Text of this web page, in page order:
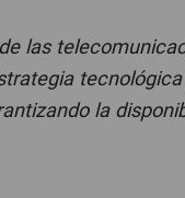
las
la